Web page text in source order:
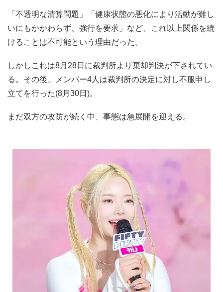
「不透明な清算問題」「健康状態の悪化により活動が難し
いにもかかわらず、強行を要求」など、これ以上関係を続
けることは不可能という理由だった。
しかしこれは8月28日に裁判所より棄却判決が下されてい
る。その後、メンバー4人は裁判所の決定に対し不服申し
立てを行った(8月30日)。
まだ双方の攻防が続く中、事態は急展開を迎える。